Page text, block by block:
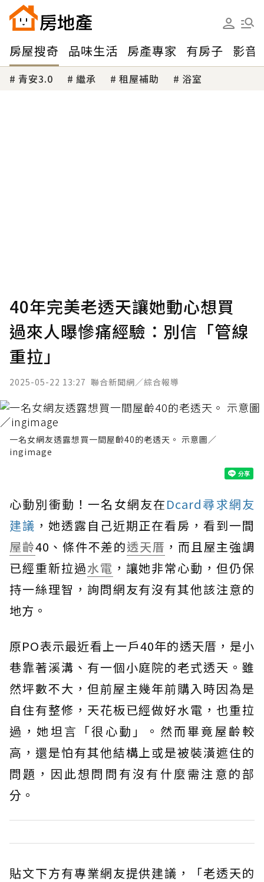
房屋搜奇 品味生活 房產專家 有房子 影音
青安3.0 繼承 租屋補助 浴室
40年完美老透天讓她動心想買
過來人曝慘痛經驗：別信「管線
重拉」
2025-05-22 13:27 聯合新聞網／綜合報導
一名女網友透露想買一間屋齡40的老透天。 示意圖／
ingimage
心動別衝動！一名女網友在Dcard尋求網友
建議 ，她透露自己近期正在看房，看到一間
屋齡40、條件不差的透天厝 ，而且屋主強調
已經重新拉過水電 ，讓她非常心動，但仍保
持一絲理智，詢問網友有沒有其他該注意的
地方。
原PO表示最近看上一戶40年的透天厝，是小
巷靠著溪溝、有一個小庭院的老式透天。雖
然坪數不大，但前屋主幾年前購入時因為是
自住有整修，天花板已經做好水電，也重拉
過，她坦言「很心動」。然而畢竟屋齡較
高，還是怕有其他結構上或是被裝潢遮住的
問題，因此想問問有沒有什麼需注意的部
分。
貼文下方有專業網友提供建議，「老透天的